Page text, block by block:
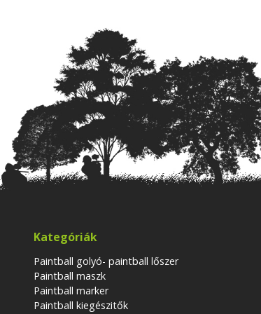
Kategóriák
Paintball golyó- paintball lőszer
Paintball maszk
Paintball marker
Paintball kiegészitők